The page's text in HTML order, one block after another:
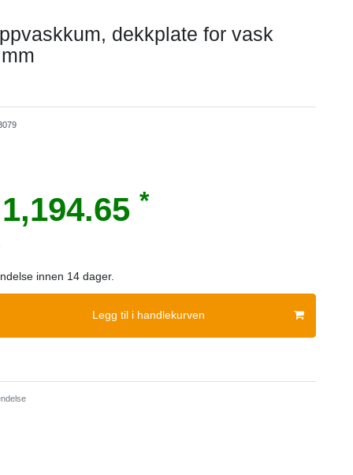
dekkplate for vask
*
innen 14 dager.
Legg til i handlekurven